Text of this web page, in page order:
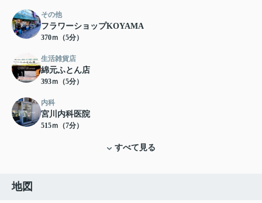
その他
フラワーショップKOYAMA
370ｍ（5分）
生活雑貨店
綿元ふとん店
393ｍ（5分）
内科
宮川内科医院
515ｍ（7分）
すべて見る
地図